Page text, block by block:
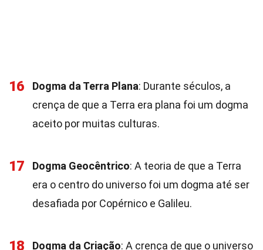
16 Dogma da Terra Plana: Durante séculos, a
crença de que a Terra era plana foi um dogma
aceito por muitas culturas.
17 Dogma Geocêntrico: A teoria de que a Terra
era o centro do universo foi um dogma até ser
desafiada por Copérnico e Galileu.
18 Dogma da Criação: A crença de que o universo